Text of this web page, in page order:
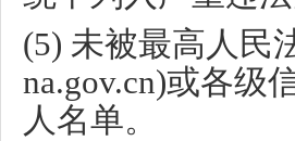
(5) 未被最高人民
na.gov.cn)或各级
人名单。